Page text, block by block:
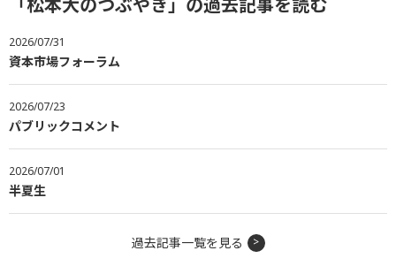
「松本大のつぶやき」の過去記事を読む
2026/07/31
資本市場フォーラム
2026/07/23
パブリックコメント
2026/07/01
半夏生
過去記事一覧を見る